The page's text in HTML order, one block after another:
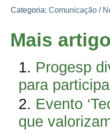
Categoria: Comunicação /
Mais
Progesp
para
Evento
que